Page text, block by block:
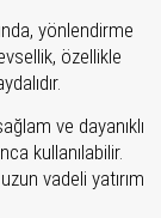
yönlendirme
özellikle
ve dayanıklı
kullanılabilir.
vadeli yatırım